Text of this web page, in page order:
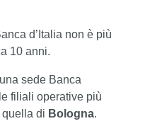
d’Italia non è più
10 anni.
sede Banca
filiali operative più
di Bologna.